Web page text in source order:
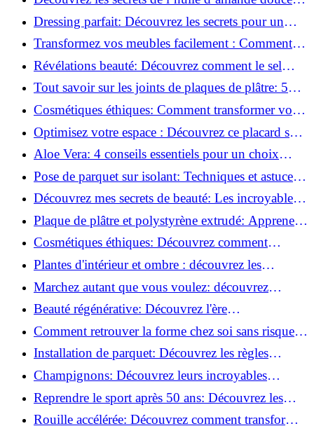
Pourquoi vous devez l'adopter!
Dressing parfait: Découvrez les secrets pour un
rangement optimal!
Transformez vos meubles facilement : Comment
installer des roulettes en un clin d'œil !
Révélations beauté: Découvrez comment le sel
transforme votre routine!
Tout savoir sur les joints de plaques de plâtre: 5
questions clés pour comprendre les fissures!
Cosmétiques éthiques: Comment transformer votre
routine beauté!
Optimisez votre espace : Découvrez ce placard sous
rampant à portes coulissantes!
Aloe Vera: 4 conseils essentiels pour un choix
parfait!
Pose de parquet sur isolant: Techniques et astuces
pour un sol parfait!
Découvrez mes secrets de beauté: Les incroyables
vertus du raisin!
Plaque de plâtre et polystyrène extrudé: Apprenez
à les coller efficacement!
Cosmétiques éthiques: Découvrez comment
transformer votre routine beauté!
Plantes d'intérieur et ombre : découvrez les
meilleures pour votre maison !
Marchez autant que vous voulez: découvrez
pourquoi c'est bénéfique!
Beauté régénérative: Découvrez l'ère
révolutionnaire de la cosmétique verte!
Comment retrouver la forme chez soi sans risque
de blessure: Techniques et conseils sûrs!
Installation de parquet: Découvrez les règles
essentielles à respecter!
Champignons: Découvrez leurs incroyables
pouvoirs antioxydants!
Reprendre le sport après 50 ans: Découvrez les
meilleures méthodes!
Rouille accélérée: Découvrez comment transformer